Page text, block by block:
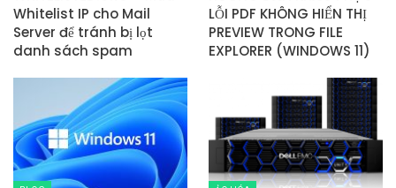
Whitelist IP cho Mail
Server để tránh bị lọt
danh sách spam
LỖI PDF KHÔNG HIỂN THỊ
PREVIEW TRONG FILE
EXPLORER (WINDOWS 11)